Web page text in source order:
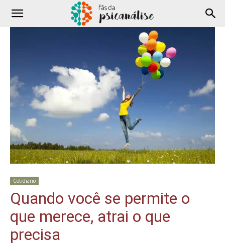
Cotidiano
Quando você se permite o
que merece, atrai o que
precisa